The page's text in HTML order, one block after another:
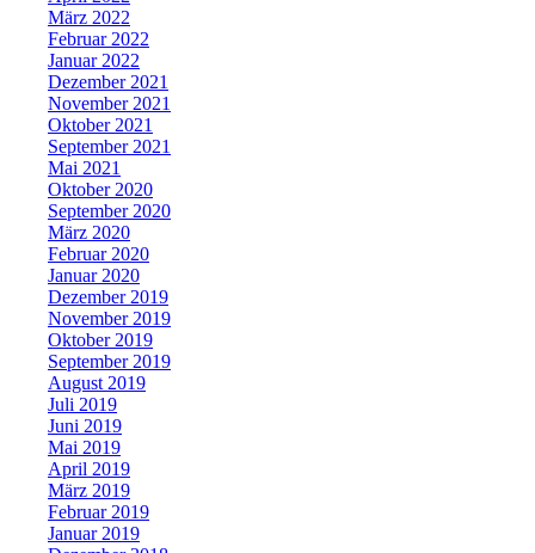
März 2022
Februar 2022
Januar 2022
Dezember 2021
November 2021
Oktober 2021
September 2021
Mai 2021
Oktober 2020
September 2020
März 2020
Februar 2020
Januar 2020
Dezember 2019
November 2019
Oktober 2019
September 2019
August 2019
Juli 2019
Juni 2019
Mai 2019
April 2019
März 2019
Februar 2019
Januar 2019